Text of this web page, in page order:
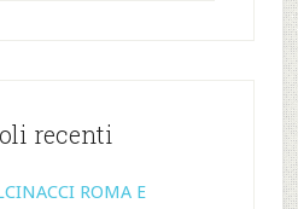
recenti
ROMA E